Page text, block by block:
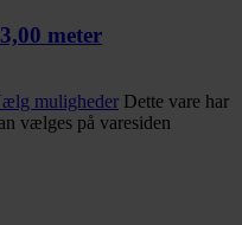
meter
muligheder Dette vare har
vælges på varesiden